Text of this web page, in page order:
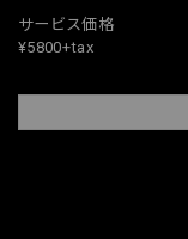
サービス価格
¥5800+tax